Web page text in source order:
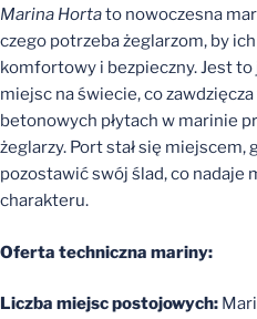
Marina Hortato nowoczesna
czego potrzeba żeglarzom, by
komfortowy i bezpieczny. Jest
miejsc na świecie, co
betonowych płytach w marinie
żeglarzy. Port stał się miejscem,
pozostawić swój ślad, co nadaje
charakteru.
Oferta techniczna mariny:
Liczba miejsc postojowych: